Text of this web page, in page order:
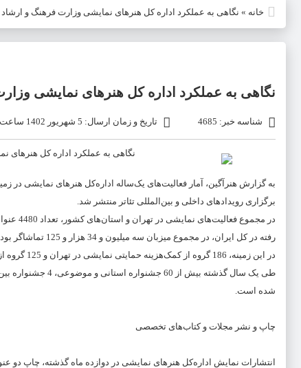
خانه » نگاهی به عملکرد اداره کل هنرهای نمایشی وزارت فرهنگ و
نگاهی به عملکرد اداره کل هنرهای نمایشی
شناسه خبر: 4685 تاریخ و زمان ارسال: 5 شهریور 1402 ساعت 19:25
به گزارش هنرآگین، آمار فعالیت‌های یک‌ساله اداره‌کل هنرهای نمایشی در
برگزاری رویدادهای داخلی و بین‌المللی تئاتر منتشر شد.
رفته در کل ایران، در مجموع میزبان سه میلیون و 34 هزار و 125 تماشاگر بوده‌اند.
در این زمینه، 186 گروه از کمک‌هزینه حمایتی نمایشی در تهران و 125 گروه از کمک‌هزینه حمایتی هنرمندان در استان‌های دیگر بهره‌مند شده‌اند.
شده است.
چاپ و نشر مجلات و کتاب‌های تخصصی
انتشارات نمایش اداره‌کل هنرهای نمایشی در دوازده ماه گذشته، چاپ دو عنوان مجله و سه فصلنامه